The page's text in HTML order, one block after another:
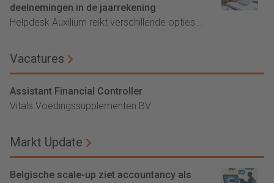
deelnemingen in de jaarrekening
Helpdesk Auxilium reikt verschillende opties...
Vacatures
Assistant Financial Controller
Vitals Voedingssupplementen BV
Markt Update
Belgische scale-up ziet accountancy als